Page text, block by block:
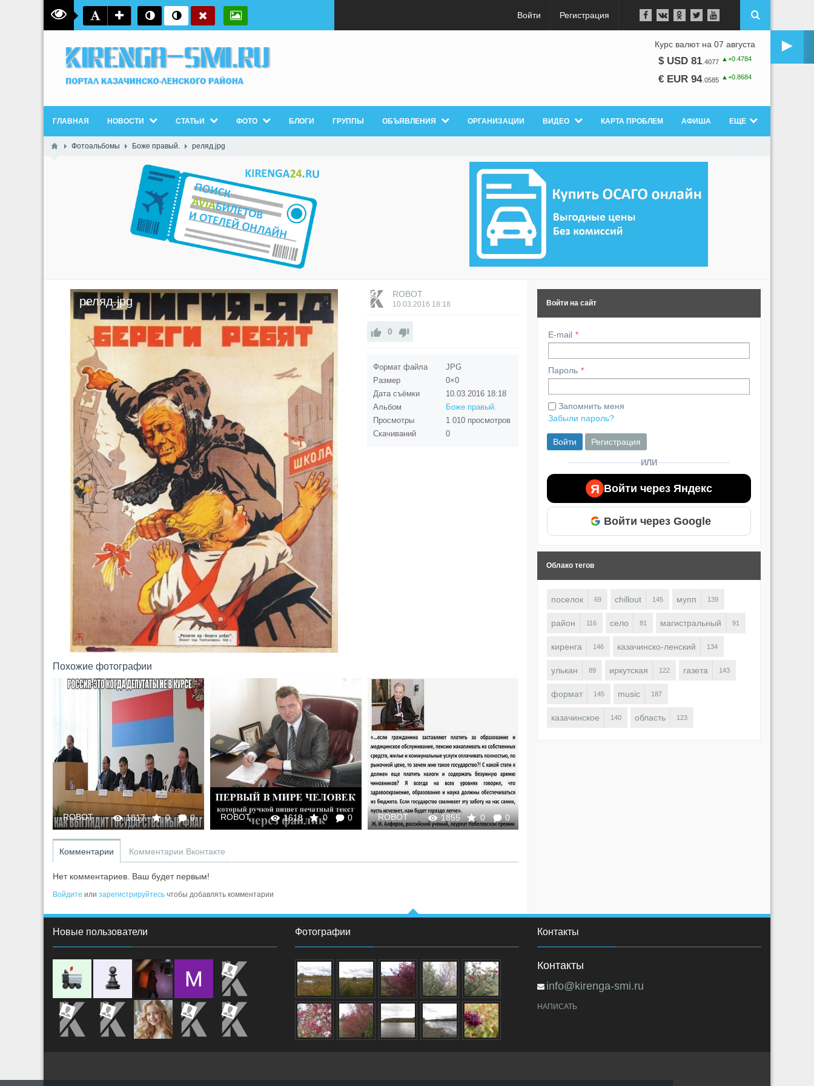
Войти Регистрация
►
Курс валют на 07 августа
$ USD 81 4077 ▲+0.4784
€ EUR 94. 0585 ▲+0.8684
ГЛАВНАЯ НОВОСТИ СТАТЬИ ФОТО БЛОГИ ГРУППЫ ОБЪЯВЛЕНИЯ ОРГАНИЗАЦИИ ВИДЕО КАРТА ПРОБЛЕМ АФИША ЕЩЕ
Фотоальбомы Боже правый. реляд.jpg
реляд.jpg
ROBOT
10.03.2016 18:18
0
Формат файла
JPG
Размер
0×0
Дата съёмки
10.03.2016 18:18
Альбом
Боже правый.
Просмотры
1 010 просмотров
Скачиваний
0
Похожие фотографии
1817 0 0
ROBOT 1618 0 0
ROBOT 1855 0 0
ROBOT
Комментарии Комментарии Вконтакте
Нет комментариев. Ваш будет первым!
Войдите или зарегистрируйтесь чтобы добавлять комментарии
Войти на сайт
E-mail
Пароль
Запомнить меня
Забыли пароль?
Войти Регистрация
ИЛИ
Я Войти через Яндекс
Войти через Google
Облако тегов
поселок 69 chillout 145 мупп 139
район 116 село 81 магистральный 91
киренга 146 казачинско-ленский 134
улькан 89 иркутская 122 газета 143
формат 145 music 187
казачинское 140 область 123
Новые пользователи Фотографии Контакты
Контакты
info@kirenga-smi.ru
НАПИСАТЬ